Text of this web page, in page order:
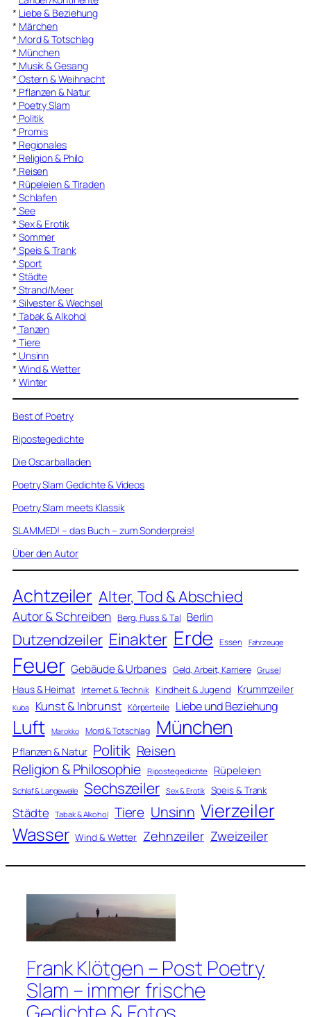
* Liebe & Beziehung
* Märchen
* Mord & Totschlag
* München
* Musik & Gesang
* Ostern & Weihnacht
* Pflanzen & Natur
* Poetry Slam
* Politik
* Promis
* Regionales
* Religion & Philo
* Reisen
* Rüpeleien & Tiraden
* Schlafen
* See
* Sex & Erotik
* Sommer
* Speis & Trank
* Sport
* Städte
* Strand/Meer
* Silvester & Wechsel
* Tabak & Alkohol
* Tanzen
* Tiere
* Unsinn
* Wind & Wetter
* Winter
Best of Poetry
Ripostegedichte
Die Oscarballaden
Poetry Slam Gedichte & Videos
Poetry Slam meets Klassik
SLAMMED! – das Buch – zum Sonderpreis!
Über den Autor
Achtzeiler Alter, Tod & Abschied
Autor & Schreiben Berg, Fluss & Tal Berlin
Dutzendzeiler Einakter Erde Essen Fahrzeuge
Feuer Gebäude & Urbanes Geld, Arbeit, Karriere Grusel
Haus & Heimat Internet & Technik Kindheit & Jugend Krummzeiler
Kuba Kunst & Inbrunst Körperteile Liebe und Beziehung
Luft Marokko Mord & Totschlag München
Pflanzen & Natur Politik Reisen
Religion & Philosophie Ripostegedichte Rüpeleien
Schlaf & Langeweile Sechszeiler Sex & Erotik Speis & Trank
Städte Tabak & Alkohol Tiere Unsinn Vierzeiler
Wasser Wind & Wetter Zehnzeiler Zweizeiler
Frank Klötgen – Post Poetry
Slam – immer frische